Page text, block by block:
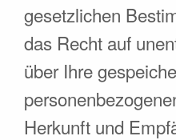
gesetzlichen
das Recht auf
über Ihre
Herkunft und